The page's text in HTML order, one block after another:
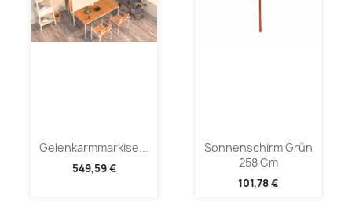
Gelenkarmmarkise...
549,59 €
Sonnenschirm Grün
258 Cm
101,78 €